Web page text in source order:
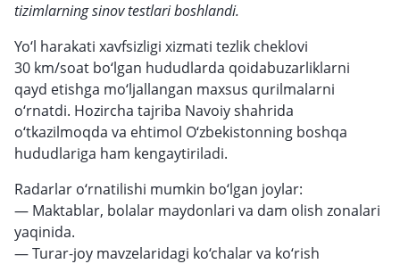
tizimlarning sinov testlari boshlandi.
Yo‘l harakati xavfsizligi xizmati tezlik cheklovi
30 km/soat bo‘lgan hududlarda qoidabuzarliklarni
qayd etishga mo‘ljallangan maxsus qurilmalarni
o‘rnatdi. Hozircha tajriba Navoiy shahrida
o‘tkazilmoqda va ehtimol O‘zbekistonning boshqa
hududlariga ham kengaytiriladi.
Radarlar o‘rnatilishi mumkin bo‘lgan joylar:
— Maktablar, bolalar maydonlari va dam olish zonalari
yaqinida.
— Turar-joy mavzelaridagi ko‘chalar va ko‘rish